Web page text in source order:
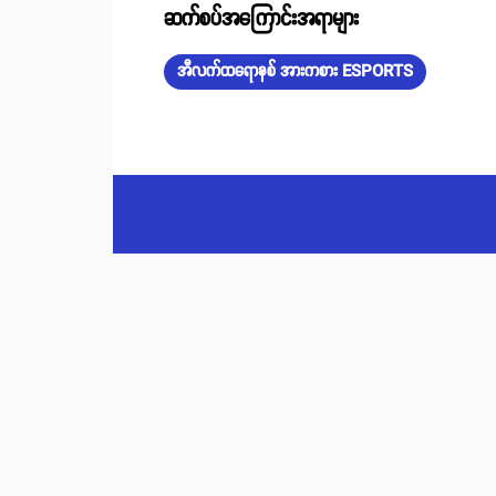
ဆက်စပ်အကြောင်းအရာများ
အီလက်ထရောနစ် အားကစား ESPORTS